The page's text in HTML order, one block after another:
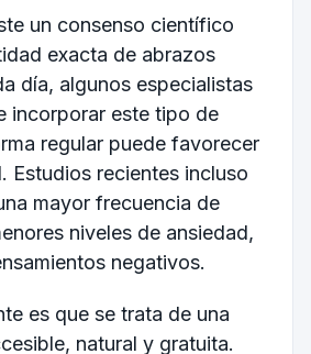
un consenso científico
exacta de abrazos
día, algunos especialistas
incorporar este tipo de
regular puede favorecer
Estudios recientes incluso
mayor frecuencia de
niveles de ansiedad,
negativos.
es que se trata de una
natural y gratuita.